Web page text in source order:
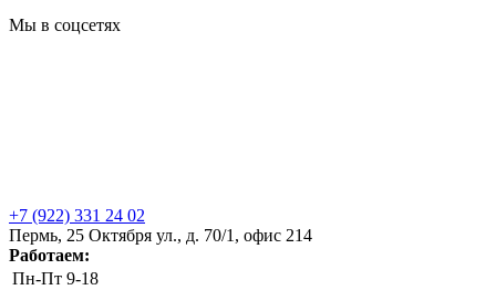
Мы в соцсетях
+7 (922) 331 24 02
Пермь, 25 Октября ул., д. 70/1, офис 214
Работаем:
Пн-Пт 9-18